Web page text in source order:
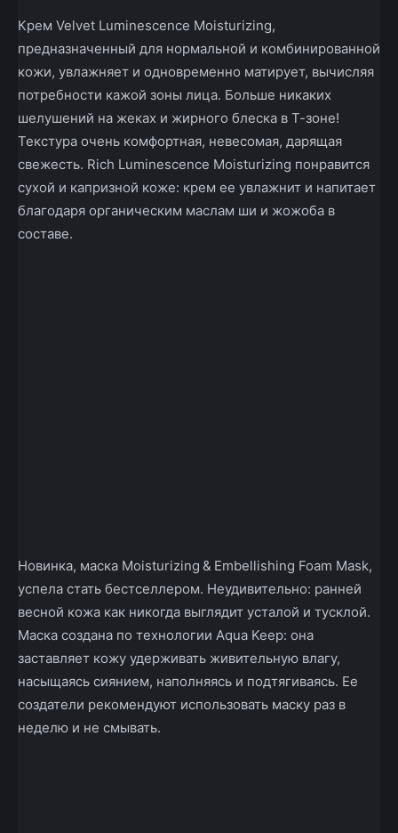
Крем Velvet Luminescence Moisturizing,
предназначенный для нормальной и комбинированной
кожи, увлажняет и одновременно матирует, вычисляя
потребности кажой зоны лица. Больше никаких
шелушений на жеках и жирного блеска в Т-зоне!
Текстура очень комфортная, невесомая, дарящая
свежесть. Rich Luminescence Moisturizing понравится
сухой и капризной коже: крем ее увлажнит и напитает
благодаря органическим маслам ши и жожоба в
составе.
Новинка, маска Moisturizing & Embellishing Foam Mask,
успела стать бестселлером. Неудивительно: ранней
весной кожа как никогда выглядит усталой и тусклой.
Маска создана по технологии Aqua Keep: она
заставляет кожу удерживать живительную влагу,
насыщаясь сиянием, наполняясь и подтягиваясь. Ее
создатели рекомендуют использовать маску раз в
неделю и не смывать.